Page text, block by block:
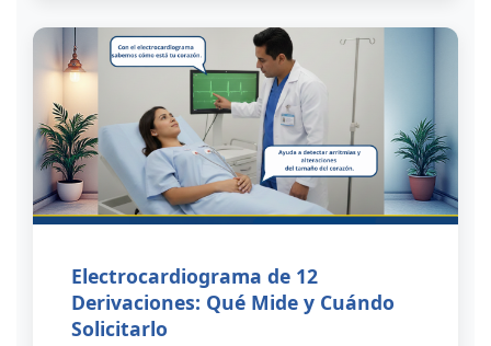
Electrocardiograma de 12
Derivaciones: Qué Mide y Cuándo
Solicitarlo